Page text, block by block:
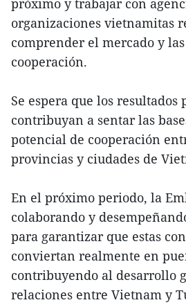
organizaciones vietnamitas
comprender el mercado y
cooperación.
Se espera que los resultados
contribuyan a sentar las
potencial de cooperación
provincias y ciudades de
En el próximo periodo, la
colaborando y
para garantizar que estas
conviertan realmente en
contribuyendo al desarrollo
relaciones entre Vietnam y